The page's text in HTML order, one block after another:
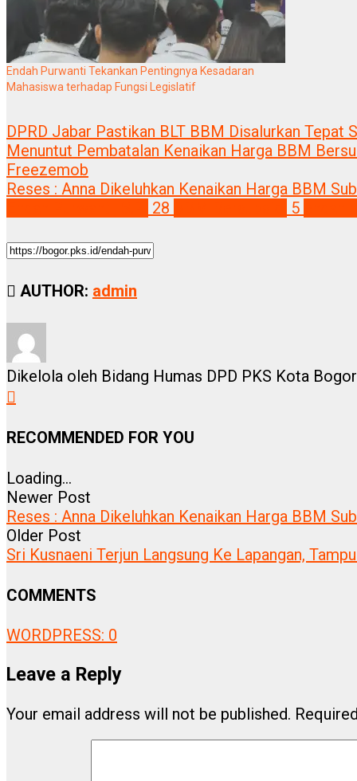
Endah Purwanti Tekankan Pentingnya Kesadaran
Mahasiswa terhadap Fungsi Legislatif
DPRD Jabar Pastikan BLT BBM Disalurkan Tepat
Menuntut Pembatalan Kenaikan Harga BBM
Freezemob
Reses : Anna Dikeluhkan Kenaikan Harga BBM
28 5
AUTHOR: admin
Dikelola oleh Bidang Humas DPD PKS Kota Bogor
RECOMMENDED FOR YOU
Loading...
Newer Post
Reses : Anna Dikeluhkan Kenaikan Harga BBM
Older Post
Sri Kusnaeni Terjun Langsung Ke Lapangan,
COMMENTS
WORDPRESS: 0
Leave a Reply
Your email address will not be published.